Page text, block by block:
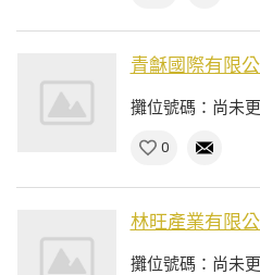
青龢國際有限
攤位號碼：尚未
0
林旺產業有限
攤位號碼：尚未